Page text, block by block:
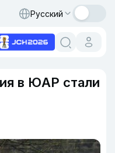
Русский
в ЮАР стали